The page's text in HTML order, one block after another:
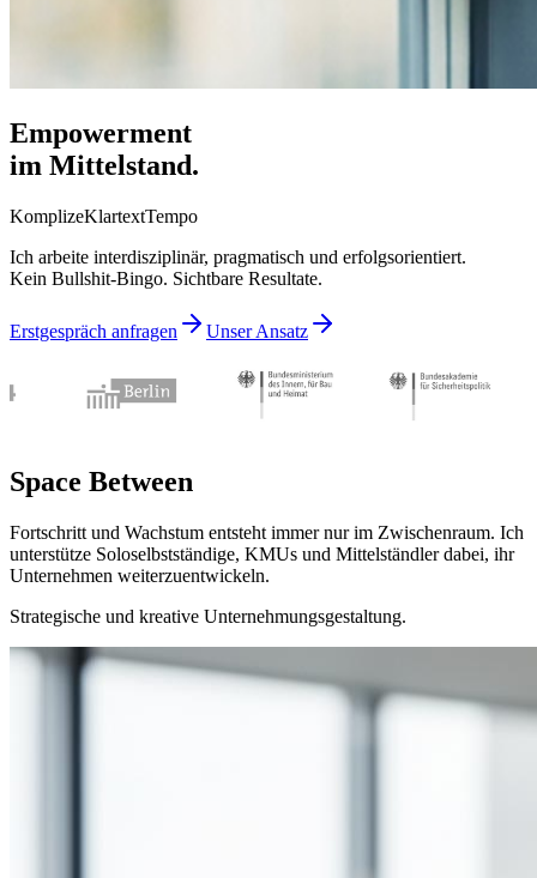
Empowerment
im Mittelstand.
KomplizeKlartextTempo
Ich arbeite interdisziplinär, pragmatisch und erfolgsorientiert.
Kein Bullshit-Bingo. Sichtbare Resultate.
Erstgespräch anfragen Unser Ansatz
Space Between
Fortschritt und Wachstum entsteht immer nur im Zwischenraum. Ich
unterstütze Soloselbstständige, KMUs und Mittelständler dabei, ihr
Unternehmen weiterzuentwickeln.
Strategische und kreative Unternehmungsgestaltung.